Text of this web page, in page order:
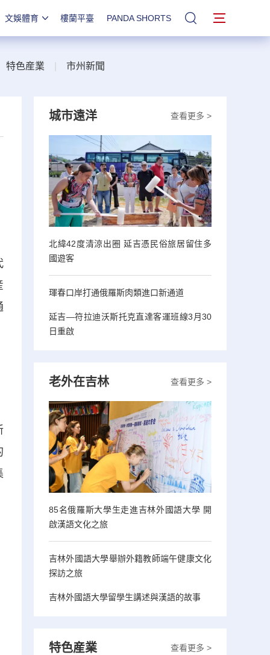
文娛體育 樓蘭平臺 PANDA SHORTS 站內搜索
特色産業 市州新聞
查看更多 >
城市遠洋
北緯42度清涼出圈 延吉憑民俗旅居留住多
國遊客
琿春口岸打通俄羅斯肉類進口新通道
延吉—符拉迪沃斯托克直達客運班線3月30
日重啟
查看更多 >
老外在吉林
85名俄羅斯大學生走進吉林外國語大學 開
啟漢語文化之旅
吉林外國語大學舉辦外籍教師端午健康文化
探訪之旅
吉林外國語大學留學生講述與漢語的故事
查看更多 >
特色産業